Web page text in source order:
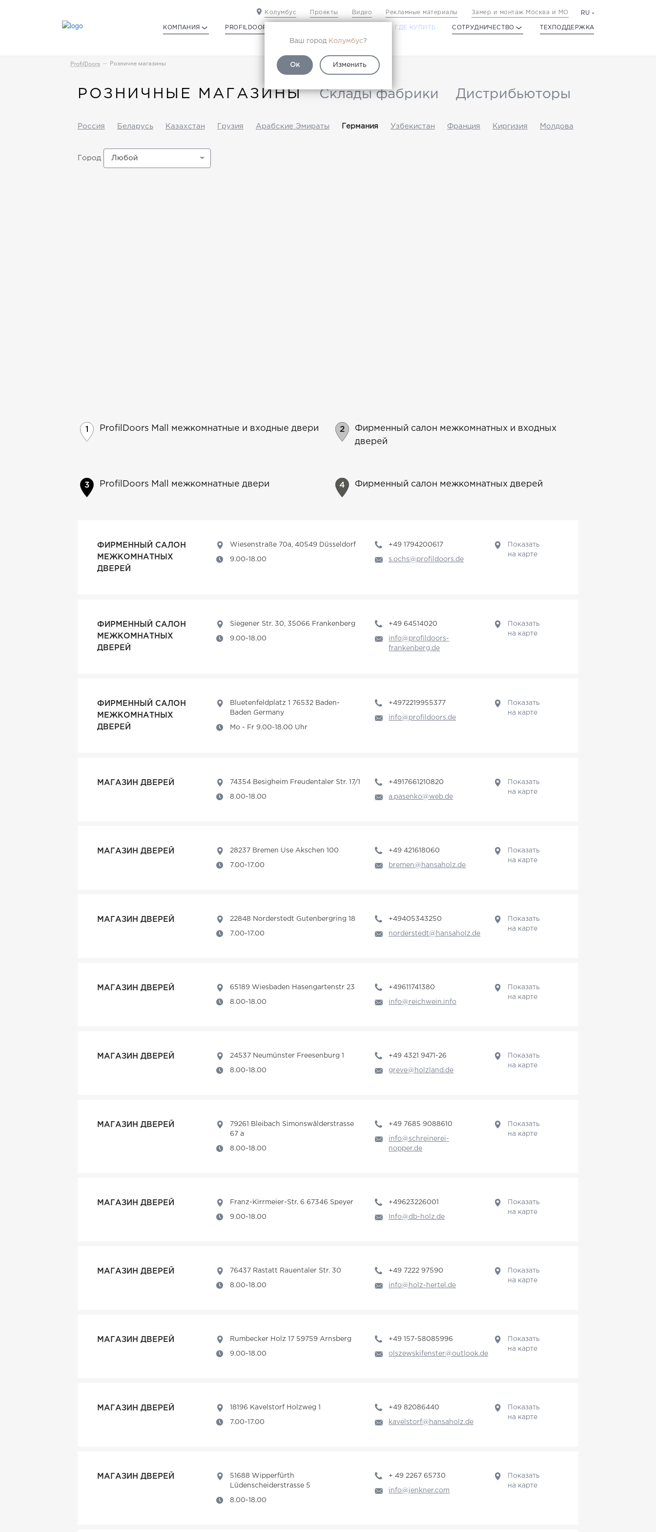
Колумбус
Ваш город Колумбус?
Ок Изменить
Проекты Видео Рекламные материалы Замер и монтаж Москва и МО RU
КОМПАНИЯ PROFILDOORS ГДЕ КУПИТЬ СОТРУДНИЧЕСТВО ТЕХПОДДЕРЖКА
ProfilDoors Розничне магазины
РОЗНИЧНЫЕ МАГАЗИНЫ Склады фабрики Дистрибьюторы
Россия Беларусь Казахстан Грузия Арабские Эмираты Германия Узбекистан Франция Киргизия Молдова
Город Любой
ProfilDoors Mall межкомнатные и входные двери
Фирменный салон межкомнатных и входных
дверей
ProfilDoors Mall межкомнатные двери Фирменный салон межкомнатных дверей
ФИРМЕННЫЙ САЛОН
МЕЖКОМНАТНЫХ
ДВЕРЕЙ
Wiesenstraße 70a, 40549 Düsseldorf
9.00-18.00
+49 1794200617
s.ochs@profildoors.de
Показать
на карте
ФИРМЕННЫЙ САЛОН
МЕЖКОМНАТНЫХ
ДВЕРЕЙ
Siegener Str. 30, 35066 Frankenberg
9.00-18.00
+49 64514020
info@profildoors-
frankenberg.de
Показать
на карте
ФИРМЕННЫЙ САЛОН
МЕЖКОМНАТНЫХ
ДВЕРЕЙ
Bluetenfeldplatz 1 76532 Baden-
Baden Germany
Mo - Fr 9.00-18.00 Uhr
+4972219955377
info@profildoors.de
Показать
на карте
МАГАЗИН ДВЕРЕЙ 74354 Besigheim Freudentaler Str. 17/1
8.00-18.00
+4917661210820
a.pasenko@web.de
Показать
на карте
МАГАЗИН ДВЕРЕЙ 28237 Bremen Use Akschen 100
7.00-17.00
+49 421618060
bremen@hansaholz.de
Показать
на карте
МАГАЗИН ДВЕРЕЙ 22848 Norderstedt Gutenbergring 18
7.00-17.00
+49405343250
norderstedt@hansaholz.de
Показать
на карте
МАГАЗИН ДВЕРЕЙ 65189 Wiesbaden Hasengartenstr 23
8.00-18.00
+49611741380
info@reichwein.info
Показать
на карте
МАГАЗИН ДВЕРЕЙ 24537 Neumünster Freesenburg 1
8.00-18.00
+49 4321 9471-26
greve@holzland.de
Показать
на карте
МАГАЗИН ДВЕРЕЙ
79261 Bleibach Simonswälderstrasse
67 a
8.00-18.00
+49 7685 9088610
info@schreinerei-
nopper.de
Показать
на карте
МАГАЗИН ДВЕРЕЙ Franz-Kirrmeier-Str. 6 67346 Speyer
9.00-18.00
+49623226001
Info@db-holz.de
Показать
на карте
МАГАЗИН ДВЕРЕЙ 76437 Rastatt Rauentaler Str. 30
8.00-18.00
+49 7222 97590
info@holz-hertel.de
Показать
на карте
МАГАЗИН ДВЕРЕЙ Rumbecker Holz 17 59759 Arnsberg
9.00-18.00
+49 157-58085996
olszewskifenster@outlook.de
Показать
на карте
МАГАЗИН ДВЕРЕЙ 18196 Kavelstorf Holzweg 1
7.00-17.00
+49 82086440
kavelstorf@hansaholz.de
Показать
на карте
МАГАЗИН ДВЕРЕЙ
51688 Wipperfürth
Lüdenscheiderstrasse 5
8.00-18.00
+ 49 2267 65730
info@jenkner.com
Показать
на карте